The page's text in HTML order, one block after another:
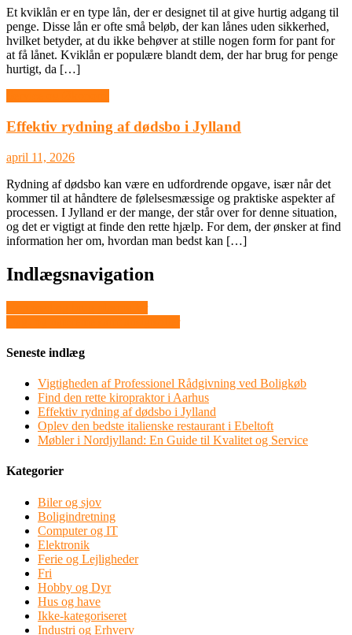
Et kviklån er en type lån, der er designet til at give hurtig adgang til
penge. Disse lån er ofte små beløb, der kan lånes uden sikkerhed,
hvilket betyder, at du ikke behøver at stille nogen form for pant for
at få lånet. Kviklån er populære blandt dem, der har brug for penge
hurtigt, da […]
Effektiv rydning af dødsbo i Jylland
april 11, 2026
Rydning af dødsbo kan være en udfordrende opgave, især når det
kommer til at håndtere de følelsesmæssige og praktiske aspekter af
processen. I Jylland er der mange, der står over for denne situation,
og det er vigtigt at finde den rette hjælp. For dem, der ønsker at find
information her om, hvordan man bedst kan […]
Indlægsnavigation
Seneste indlæg
Vigtigheden af Professionel Rådgivning ved Boligkøb
Find den rette kiropraktor i Aarhus
Effektiv rydning af dødsbo i Jylland
Oplev den bedste italienske restaurant i Ebeltoft
Møbler i Nordjylland: En Guide til Kvalitet og Service
Kategorier
Biler og sjov
Boligindretning
Computer og IT
Elektronik
Ferie og Lejligheder
Fri
Hobby og Dyr
Hus og have
Ikke-kategoriseret
Industri og Erhverv